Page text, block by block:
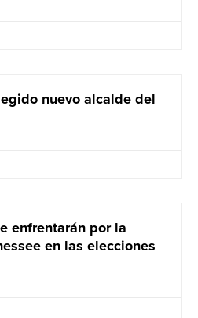
nuevo alcalde del
enfrentarán por la
en las elecciones